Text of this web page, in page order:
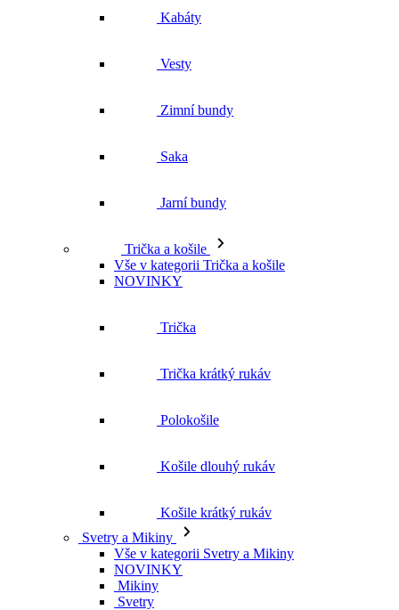
Kabáty
Vesty
Zimní bundy
Saka
Jarní bundy
Trička a košile
Vše v kategorii Trička a košile
NOVINKY
Trička
Trička krátký rukáv
Polokošile
Košile dlouhý rukáv
Košile krátký rukáv
Svetry a Mikiny
Vše v kategorii Svetry a Mikiny
NOVINKY
Mikiny
Svetry